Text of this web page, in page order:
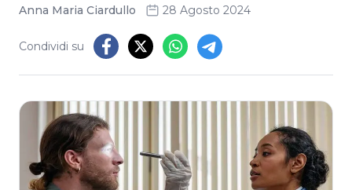
Anna Maria Ciardullo 28 Agosto 2024
Condividi su